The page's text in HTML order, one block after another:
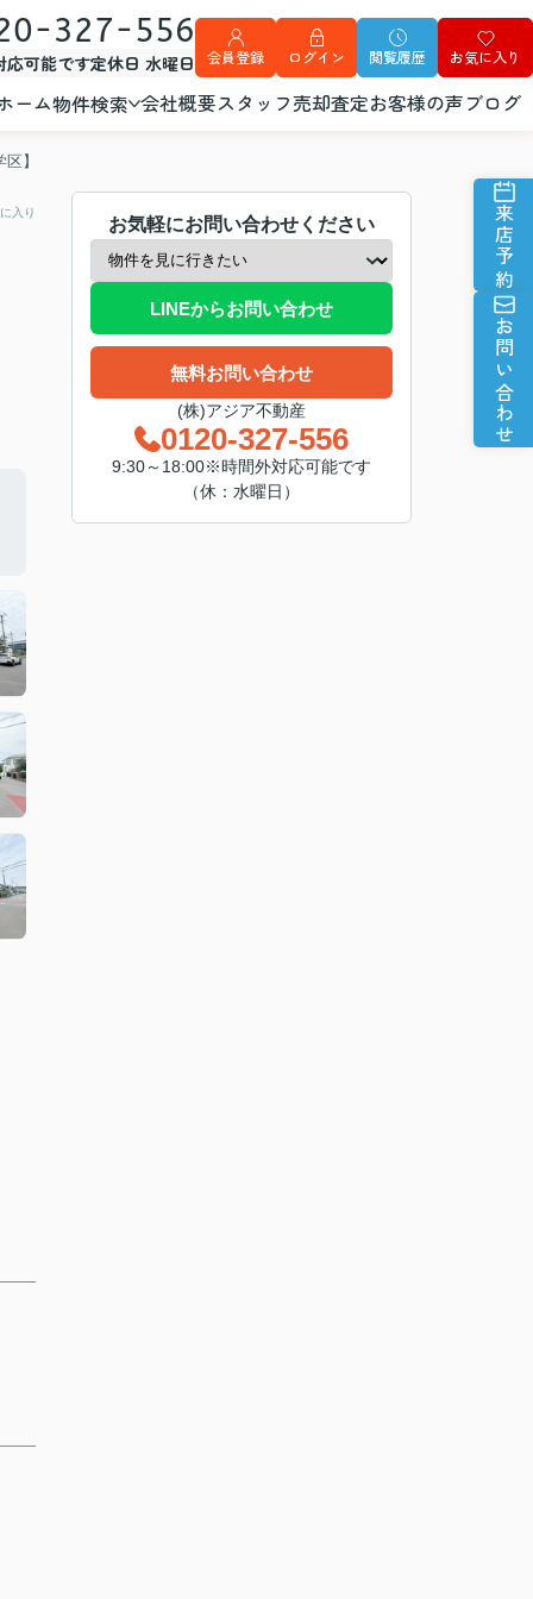
327-556
応可能です定休日 水曜日 会員登録 ログイン 閲覧履歴 お気に入り
ーム物件検索 会社概要スタッフ売却査定お客様の声ブログ
来店予約
お問い合わせ
】
入り
お気軽にお問い合わせください
LINEからお問い合わせ
無料お問い合わせ
(株)アジア不動産
0120-327-556
9:30～18:00※時間外対応可能です
（休：水曜日）